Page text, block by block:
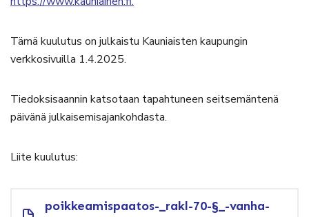
Tämä kuulutus on julkaistu Kauniaisten kaupungin
verkkosivuilla 1.4.2025.
Tiedoksisaannin katsotaan tapahtuneen seitsemäntenä
päivänä julkaisemisajankohdasta.
Liite kuulutus:
poikkeamispaatos-_rakl-70-§_-vanha-